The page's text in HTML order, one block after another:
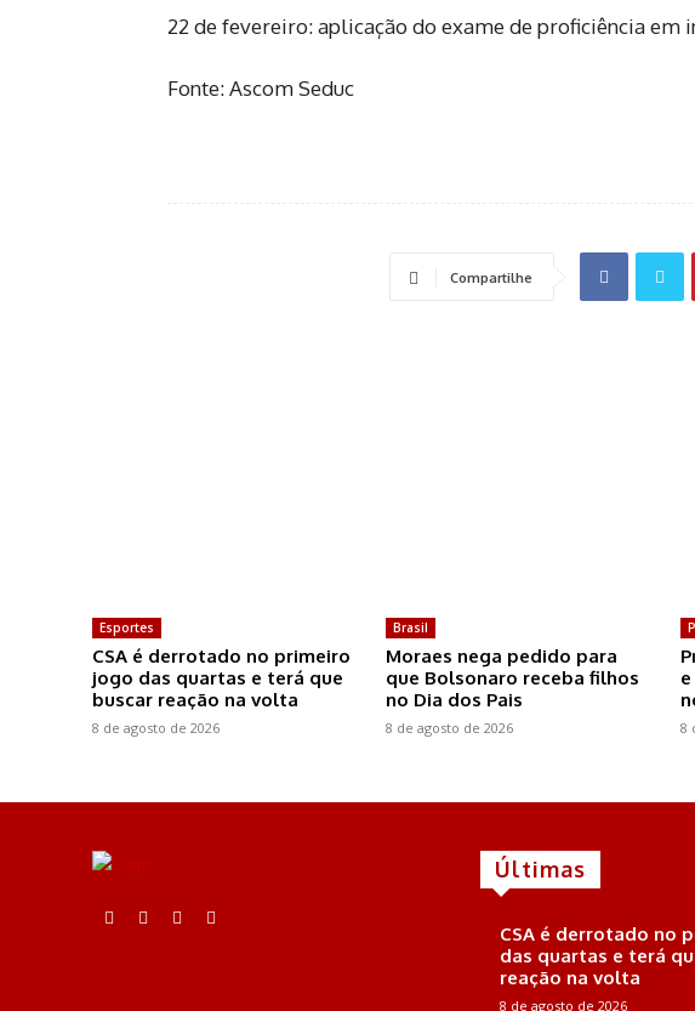
22 de fevereiro: aplicação do exame de proficiência em
Fonte: Ascom Seduc
Compartilhe
Esportes
CSA é derrotado no primeiro
jogo das quartas e terá que
buscar reação na volta
8 de agosto de 2026
Brasil
Moraes nega pedido para
que Bolsonaro receba filhos
no Dia dos Pais
8 de agosto de 2026 8
Últimas
CSA é derrotado no
das quartas e terá
reação na volta
8 de agosto de 2026